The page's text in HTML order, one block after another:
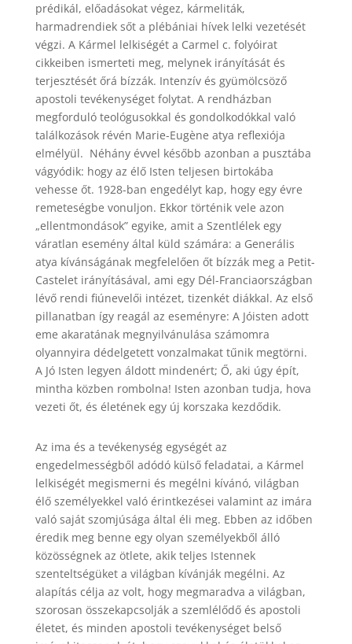
prédikál, előadásokat végez, kármeliták,
harmadrendiek sőt a plébániai hívek lelki vezetését
végzi. A Kármel lelkiségét a Carmel c. folyóirat
cikkeiben ismerteti meg, melynek irányítását és
terjesztését őrá bízzák. Intenzív és gyümölcsöző
apostoli tevékenységet folytat. A rendházban
megforduló teológusokkal és gondolkodókkal való
találkozások révén Marie-Eugène atya reflexiója
elmélyül. Néhány évvel később azonban a pusztába
vágyódik: hogy az élő Isten teljesen birtokába
vehesse őt. 1928-ban engedélyt kap, hogy egy évre
remeteségbe vonuljon. Ekkor történik vele azon
„ellentmondások” egyike, amit a Szentlélek egy
váratlan esemény által küld számára: a Generális
atya kívánságának megfelelően őt bízzák meg a Petit-
Castelet irányításával, ami egy Dél-Franciaországban
lévő rendi fiúnevelői intézet, tizenkét diákkal. Az első
pillanatban így reagál az eseményre: A Jóisten adott
eme akaratának megnyilvánulása számomra
olyannyira dédelgetett vonzalmakat tűnik megtörni.
A Jó Isten legyen áldott mindenért; Ő, aki úgy épít,
mintha közben rombolna! Isten azonban tudja, hova
vezeti őt, és életének egy új korszaka kezdődik.
Az ima és a tevékenység egységét az
engedelmességből adódó külső feladatai, a Kármel
lelkiségét megismerni és megélni kívánó, világban
élő személyekkel való érintkezései valamint az imára
való saját szomjúsága által éli meg. Ebben az időben
éredik meg benne egy olyan személyekből álló
közösségnek az ötlete, akik teljes Istennek
szenteltségüket a világban kívánják megélni. Az
alapítás célja az volt, hogy megmaradva a világban,
szorosan összekapcsolják a szemlélődő és apostoli
életet, és minden apostoli tevékenységet belső